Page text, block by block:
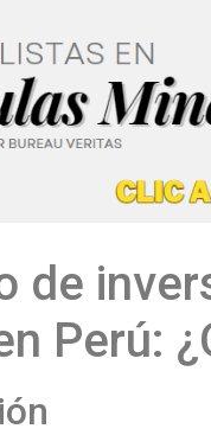
de
Perú: